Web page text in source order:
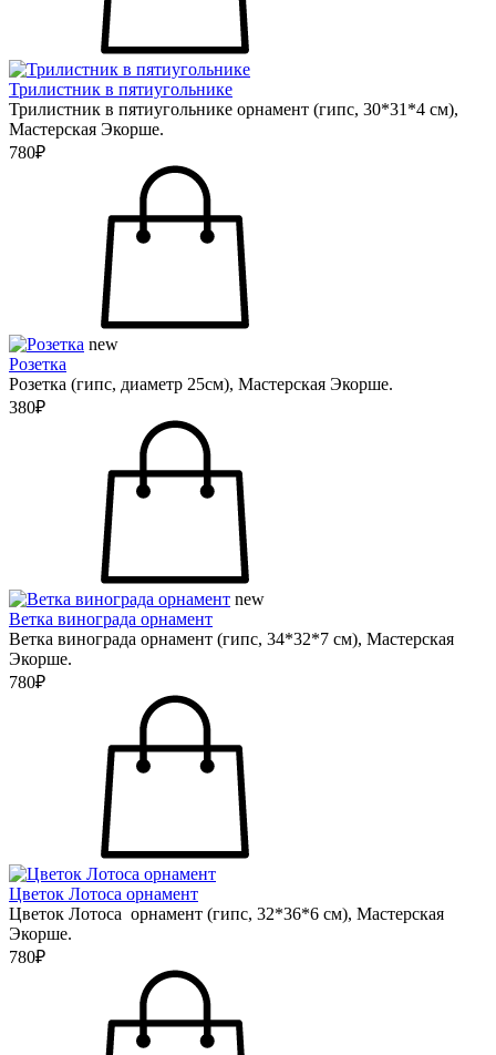
Трилистник в пятиугольнике
Трилистник в пятиугольнике орнамент (гипс, 30*31*4 см),
Мастерская Экорше.
780₽
new
Розетка
Розетка (гипс, диаметр 25см), Мастерская Экорше.
380₽
new
Ветка винограда орнамент
Ветка винограда орнамент (гипс, 34*32*7 см), Мастерская
Экорше.
780₽
Цветок Лотоса орнамент
Цветок Лотоса орнамент (гипс, 32*36*6 см), Мастерская
Экорше.
780₽